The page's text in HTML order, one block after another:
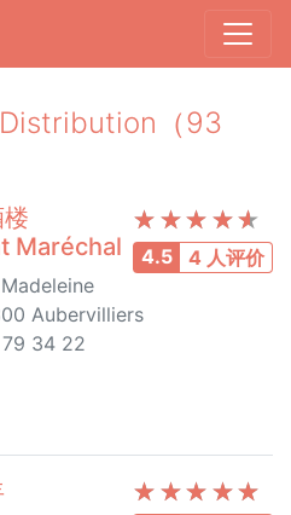
（93
4.5 4 人评价
Maréchal
Aubervilliers
34 22